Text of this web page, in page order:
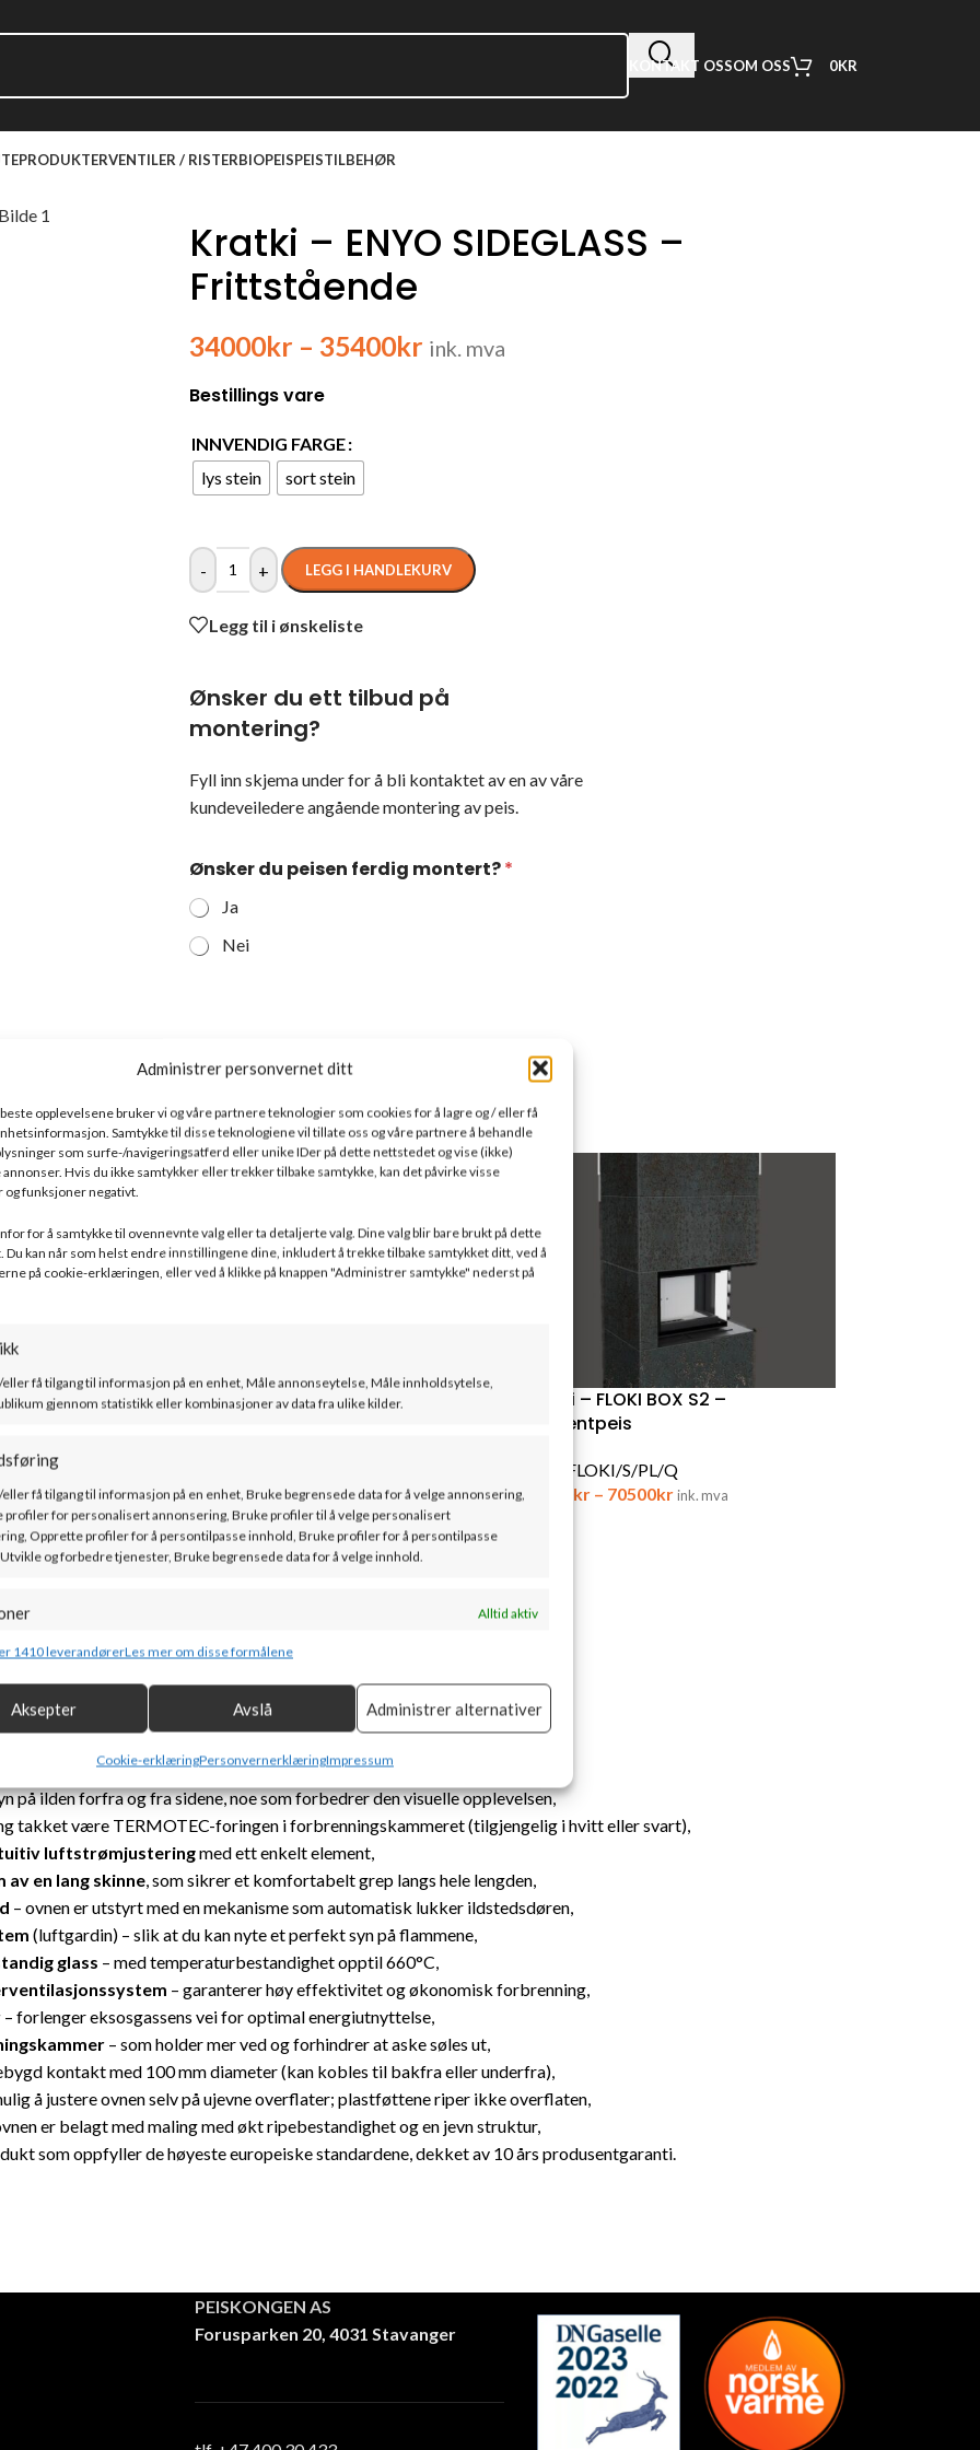
Administrer personvernet ditt
beste opplevelsene bruker vi og våre partnere teknologier som cookies for å lagre og / eller få
Samtykke til disse teknologiene vil tillate oss og våre partnere å behandle
som surfe-/navigeringsatferd eller unike IDer på dette nettstedet og vise (ikke)
Hvis du ikke samtykker eller trekker tilbake samtykke, kan det påvirke visse
funksjoner negativt.
for å samtykke til ovennevnte valg eller ta detaljerte valg. Dine valg blir bare brukt på dette
kan når som helst endre innstillingene dine, inkludert å trekke tilbake samtykket ditt, ved å
på cookie-erklæringen, eller ved å klikke på knappen "Administrer samtykke" nederst på
eller få tilgang til informasjon på en enhet, Måle annonseytelse, Måle innholdsytelse,
gjennom statistikk eller kombinasjoner av data fra ulike kilder.
eller få tilgang til informasjon på en enhet, Bruke begrensede data for å velge annonsering,
profiler for personalisert annonsering, Bruke profiler til å velge personalisert
Opprette profiler for å persontilpasse innhold, Bruke profiler for å persontilpasse
og forbedre tjenester, Bruke begrensede data for å velge innhold.
Alltid aktiv
kombinere data fra andre datakilder, Koble forskjellige enheter, Identifisere
for sikkerhet, forhindre og oppdage svindel og rette feil, Levere
annonser og innhold, Lagre og kommunisere personvernvalg.
Alltid aktiv
1410 leverandørerLes mer om disse formålene
Aksepter Avslå Administrer alternativer
Cookie-erklæringPersonvernerklæringImpressum
KONTAKT OSSOM OSS 0KR
VENTILER / RISTERBIOPEISPEISTILBEHØR
Kratki – ENYO SIDEGLASS –
Frittstående
34000kr – 35400kr ink. mva
Bestillings vare
INNVENDIG FARGE
lys stein
sort stein
- + LEGG I HANDLEKURV
Legg til i ønskeliste
Ønsker du ett tilbud på
montering?
Fyll inn skjema under for å bli kontaktet av en av våre
kundeveiledere angående montering av peis.
Ønsker du peisen ferdig montert?*
Ja
Nei
–
ink. mva
Kratki – FLOKI BOX – Elementpeis
Kratki – FLOKI BOX S2 –
Elementpeis
FLOKI/S/PL/Q
68900 kr – 70500kr ink. mva
velge ENYO SIDEGLASS
på ilden forfra og fra sidene, noe som forbedrer den visuelle opplevelsen,
takket være TERMOTEC-foringen i forbrenningskammeret (tilgjengelig i hvitt eller svart),
luftstrømjusteringmed ett enkelt element,
en lang skinne, som sikrer et komfortabelt grep langs hele lengden,
– ovnen er utstyrt med en mekanisme som automatisk lukker ildstedsdøren,
(luftgardin) – slik at du kan nyte et perfekt syn på flammene,
glass – med temperaturbestandighet opptil 660°C,
– garanterer høy effektivitet og økonomisk forbrenning,
– forlenger eksosgassens vei for optimal energiutnyttelse,
– som holder mer ved og forhindrer at aske søles ut,
kontakt med 100 mm diameter (kan kobles til bakfra eller underfra),
å justere ovnen selv på ujevne overflater; plastføttene riper ikke overflaten,
er belagt med maling med økt ripebestandighet og en jevn struktur,
som oppfyller de høyeste europeiske standardene, dekket av 10 års produsentgaranti.
PEISKONGEN AS
Forusparken 20, 4031 Stavanger